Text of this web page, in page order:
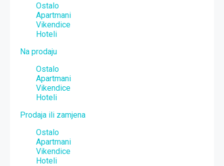
Ostalo
Apartmani
Vikendice
Hoteli
Na prodaju
Ostalo
Apartmani
Vikendice
Hoteli
Prodaja ili zamjena
Ostalo
Apartmani
Vikendice
Hoteli